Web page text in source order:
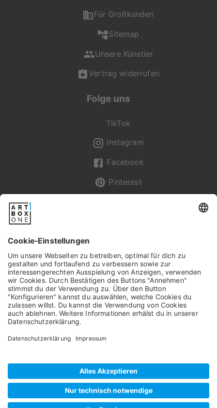
Für Großkunden
Sitemap
Unsere Künstler
Vertrag widerrufen
Folge uns
TikTok
Instagram
Facebook
Pinterest
Pixum
Widerrufsbelehrung
Datenschutz
AGB/Kundeninfos
Impressum
©2026artboxONE